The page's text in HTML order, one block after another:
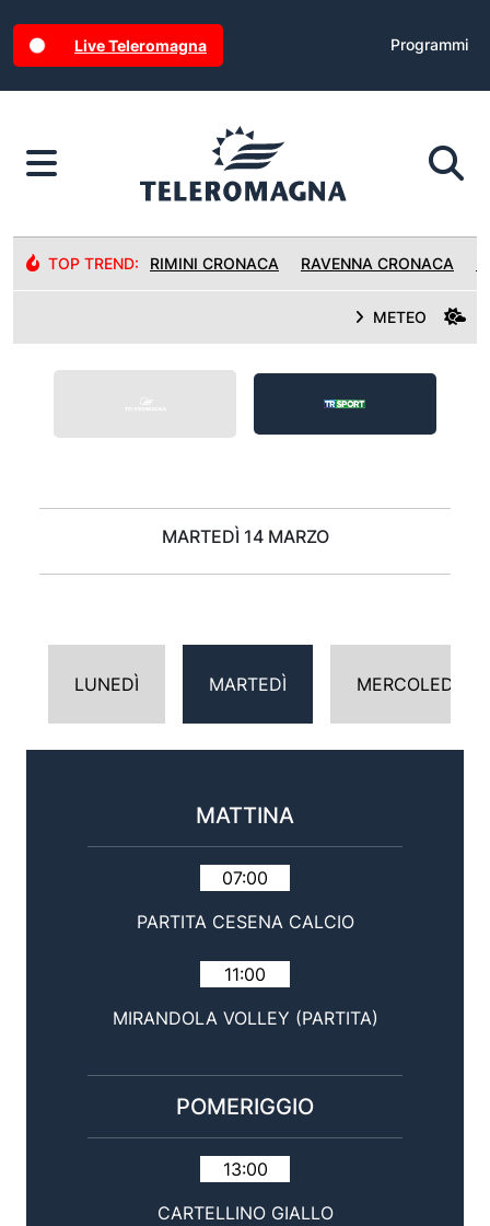
Live Teleromagna Programmi
TOP TREND: RIMINI CRONACA RAVENNA CRONACA
METEO
MARTEDÌ 14 MARZO
LUNEDÌ MARTEDÌ MERCOLEDÌ
MATTINA
07:00
PARTITA CESENA CALCIO
11:00
MIRANDOLA VOLLEY (PARTITA)
POMERIGGIO
13:00
CARTELLINO GIALLO